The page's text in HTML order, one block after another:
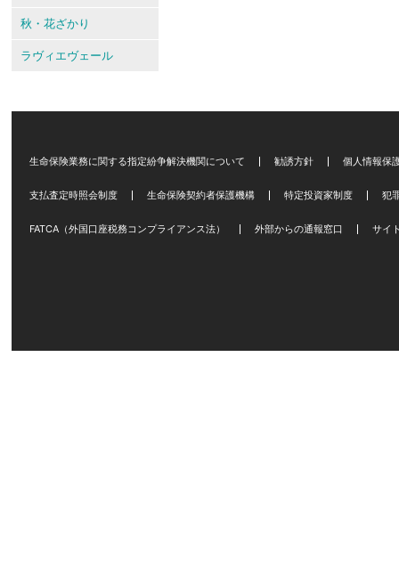
秋・花ざかり
ラヴィエヴェール
生命保険業務に関する指定紛争解決機関について 勧誘方針 個人情報保
支払査定時照会制度 生命保険契約者保護機構 特定投資家制度 犯
FATCA（外国口座税務コンプライアンス法） 外部からの通報窓口 サイ